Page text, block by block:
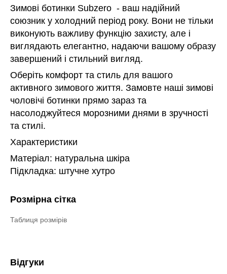
Зимові ботинки Subzero - ваш надійний
союзник у холодний період року. Вони не тільки
виконують важливу функцію захисту, але і
виглядають елегантно, надаючи вашому образу
завершений і стильний вигляд.
Оберіть комфорт та стиль для вашого
активного зимового життя. Замовте наші зимові
чоловічі ботинки прямо зараз та
насолоджуйтеся морозними днями в зручності
та стилі.
Характеристики
Матеріал: натуральна шкіра
Підкладка: штучне хутро
Розмірна сітка
Таблиця розмірів
Відгуки